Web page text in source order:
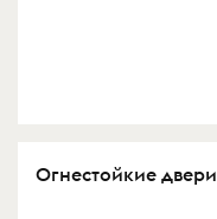
Огнестойкие двери